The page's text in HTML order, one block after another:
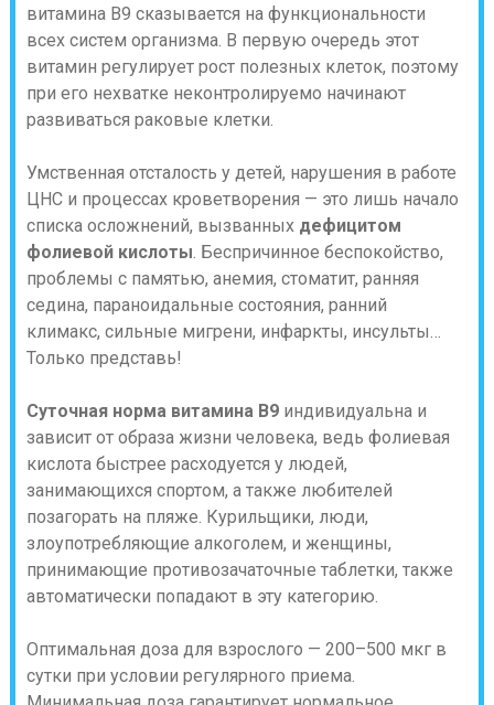
витамина В9 сказывается на функциональности
всех систем организма. В первую очередь этот
витамин регулирует рост полезных клеток, поэтому
при его нехватке неконтролируемо начинают
развиваться раковые клетки.
Умственная отсталость у детей, нарушения в работе
ЦНС и процессах кроветворения — это лишь начало
списка осложнений, вызванных дефицитом
фолиевой кислоты. Беспричинное беспокойство,
проблемы с памятью, анемия, стоматит, ранняя
седина, параноидальные состояния, ранний
климакс, сильные мигрени, инфаркты, инсульты…
Только представь!
Суточная норма витамина В9индивидуальна и
зависит от образа жизни человека, ведь фолиевая
кислота быстрее расходуется у людей,
занимающихся спортом, а также любителей
позагорать на пляже. Курильщики, люди,
злоупотребляющие алкоголем, и женщины,
принимающие противозачаточные таблетки, также
автоматически попадают в эту категорию.
Оптимальная доза для взрослого — 200–500 мкг в
сутки при условии регулярного приема.